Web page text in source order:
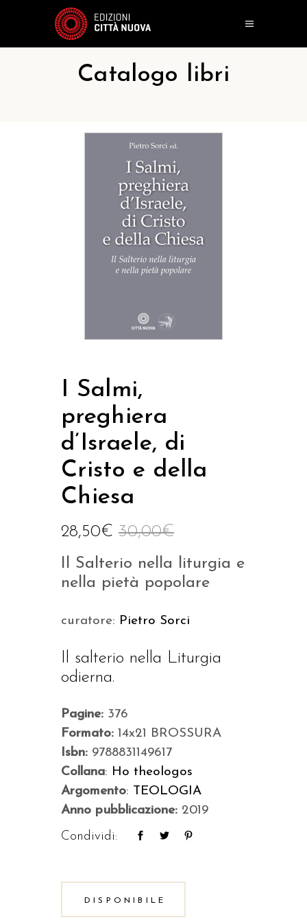
Catalogo libri
I Salmi,
preghiera
d’Israele, di
Cristo e della
Chiesa
30,00€
28,50€
Il Salterio nella liturgia e
nella pietà popolare
curatore: Pietro Sorci
Il salterio nella Liturgia
odierna.
Pagine: 376
Formato: 14x21 BROSSURA
Isbn: 9788831149617
Collana: Ho theologos
Argomento: TEOLOGIA
Anno pubblicazione: 2019
Condividi:
DISPONIBILE